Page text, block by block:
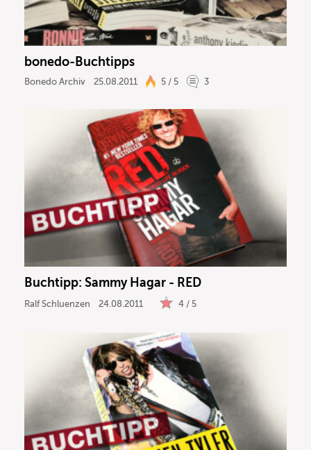
bonedo-Buchtipps
Bonedo Archiv 25.08.2011 5 / 5 3
Buchtipp: Sammy Hagar - RED
Ralf Schluenzen 24.08.2011 4 / 5